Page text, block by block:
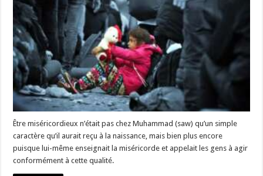
Être miséricordieux n’était pas chez Muhammad (saw) qu’un simple
caractère qu’il aurait reçu à la naissance, mais bien plus encore
puisque lui-même enseignait la miséricorde et appelait les gens à agir
conformément à cette qualité.